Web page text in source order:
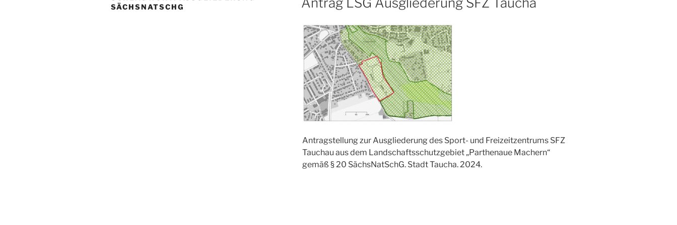
SÄCHSNATSCHG
AM
Antragstellung zur Ausgliederung des Sport- und Freizeitzentrums SFZ
Tauchau aus dem Landschaftsschutzgebiet „Parthenaue Machern“
gemäß § 20 SächsNatSchG. Stadt Taucha. 2024.